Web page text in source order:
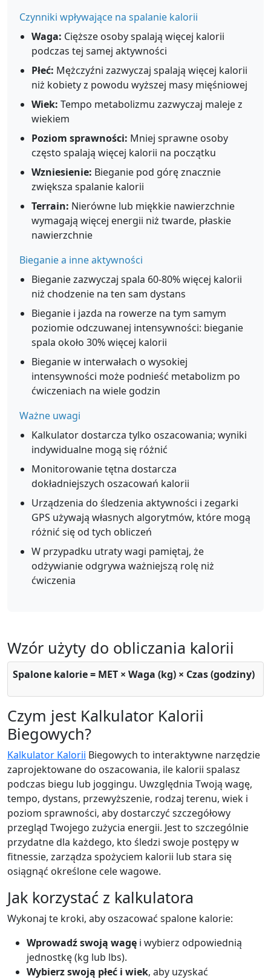
Czynniki wpływające na spalanie kalorii
Waga: Cięższe osoby spalają więcej kalorii
podczas tej samej aktywności
Płeć: Mężczyźni zazwyczaj spalają więcej kalorii
niż kobiety z powodu wyższej masy mięśniowej
Wiek: Tempo metabolizmu zazwyczaj maleje z
wiekiem
Poziom sprawności: Mniej sprawne osoby
często spalają więcej kalorii na początku
Wzniesienie: Bieganie pod górę znacznie
zwiększa spalanie kalorii
Terrain: Nierówne lub miękkie nawierzchnie
wymagają więcej energii niż twarde, płaskie
nawierzchnie
Bieganie a inne aktywności
Bieganie zazwyczaj spala 60-80% więcej kalorii
niż chodzenie na ten sam dystans
Bieganie i jazda na rowerze na tym samym
poziomie odczuwanej intensywności: bieganie
spala około 30% więcej kalorii
Bieganie w interwałach o wysokiej
intensywności może podnieść metabolizm po
ćwiczeniach na wiele godzin
Ważne uwagi
Kalkulator dostarcza tylko oszacowania; wyniki
indywidualne mogą się różnić
Monitorowanie tętna dostarcza
dokładniejszych oszacowań kalorii
Urządzenia do śledzenia aktywności i zegarki
GPS używają własnych algorytmów, które mogą
różnić się od tych obliczeń
W przypadku utraty wagi pamiętaj, że
odżywianie odgrywa ważniejszą rolę niż
ćwiczenia
Wzór użyty do obliczania kalorii
Spalone kalorie = MET × Waga (kg) × Czas (godziny)
Czym jest Kalkulator Kalorii
Biegowych?
Kalkulator Kalorii Biegowych to interaktywne narzędzie
zaprojektowane do oszacowania, ile kalorii spalasz
podczas biegu lub joggingu. Uwzględnia Twoją wagę,
tempo, dystans, przewyższenie, rodzaj terenu, wiek i
poziom sprawności, aby dostarczyć szczegółowy
przegląd Twojego zużycia energii. Jest to szczególnie
przydatne dla każdego, kto śledzi swoje postępy w
fitnessie, zarządza spożyciem kalorii lub stara się
osiągnąć określone cele wagowe.
Jak korzystać z kalkulatora
Wykonaj te kroki, aby oszacować spalone kalorie:
Wprowadź swoją wagę i wybierz odpowiednią
jednostkę (kg lub lbs).
Wybierz swoją płeć i wiek, aby uzyskać